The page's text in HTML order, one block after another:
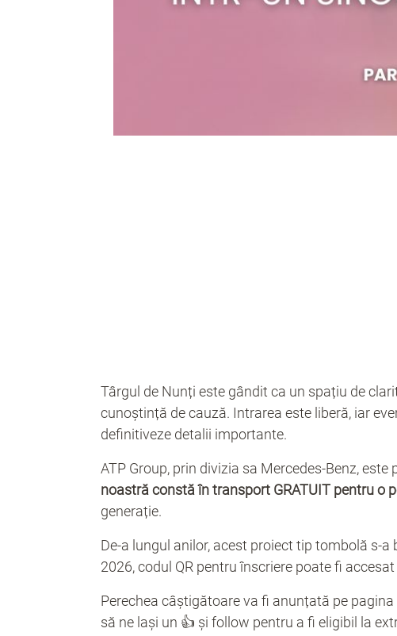
Târgul de Nunți este gândit ca un spațiu de
cunoștință de cauză. Intrarea este liberă, iar
definitiveze detalii importante.
ATP Group, prin divizia sa Mercedes-Benz,
noastră constă în transport GRATUIT pentru o
generație.
De-a lungul anilor, acest proiect tip tombolă s-
2026, codul QR pentru înscriere poate fi
Perechea câștigătoare va fi anunțată pe
să ne lași un 👍 și follow pentru a fi eligibil la